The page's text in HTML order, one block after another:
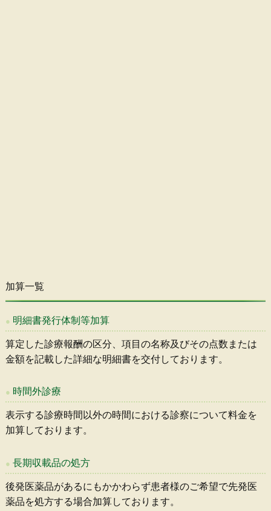
加算一覧
明細書発行体制等加算
算定した診療報酬の区分、項目の名称及びその点数または
金額を記載した詳細な明細書を交付しております。
時間外診療
表示する診療時間以外の時間における診察について料金を
加算しております。
長期収載品の処方
後発医薬品があるにもかかわらず患者様のご希望で先発医
薬品を処方する場合加算しております。